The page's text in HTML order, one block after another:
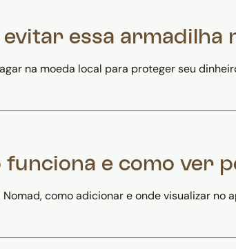
evitar essa armadilha
na moeda local para proteger seu
funciona e como ver
como adicionar e onde visualizar no